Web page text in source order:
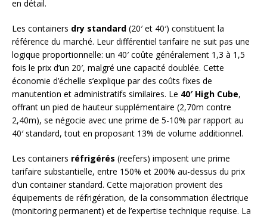
en détail.
Les containers dry standard (20′ et 40′) constituent la
référence du marché. Leur différentiel tarifaire ne suit pas une
logique proportionnelle: un 40′ coûte généralement 1,3 à 1,5
fois le prix d’un 20′, malgré une capacité doublée. Cette
économie d’échelle s’explique par des coûts fixes de
manutention et administratifs similaires. Le 40′ High Cube,
offrant un pied de hauteur supplémentaire (2,70m contre
2,40m), se négocie avec une prime de 5-10% par rapport au
40′ standard, tout en proposant 13% de volume additionnel.
Les containers réfrigérés (reefers) imposent une prime
tarifaire substantielle, entre 150% et 200% au-dessus du prix
d’un container standard. Cette majoration provient des
équipements de réfrigération, de la consommation électrique
(monitoring permanent) et de l’expertise technique requise. La